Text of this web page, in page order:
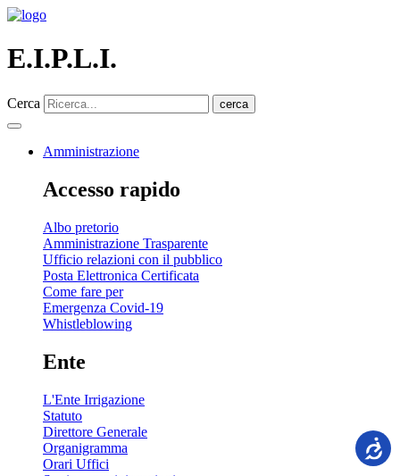
E.I.P.L.I.
Cerca cerca
Amministrazione
Accesso rapido
Albo pretorio
Amministrazione Trasparente
Ufficio relazioni con il pubblico
Posta Elettronica Certificata
Come fare per
Emergenza Covid-19
Whistleblowing
Ente
L'Ente Irrigazione
Statuto
Direttore Generale
Organigramma
Orari Uffici